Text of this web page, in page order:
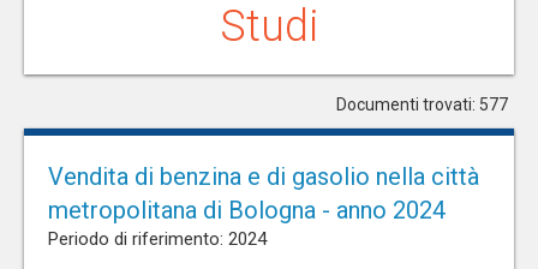
Studi
Documenti trovati: 577
Vendita di benzina e di gasolio nella città
metropolitana di Bologna - anno 2024
Periodo di riferimento: 2024